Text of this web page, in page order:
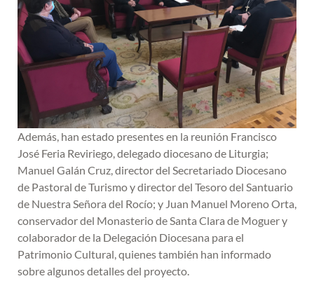
Además, han estado presentes en la reunión Francisco
José Feria Reviriego, delegado diocesano de Liturgia;
Manuel Galán Cruz, director del Secretariado Diocesano
de Pastoral de Turismo y director del Tesoro del Santuario
de Nuestra Señora del Rocío; y Juan Manuel Moreno Orta,
conservador del Monasterio de Santa Clara de Moguer y
colaborador de la Delegación Diocesana para el
Patrimonio Cultural, quienes también han informado
sobre algunos detalles del proyecto.